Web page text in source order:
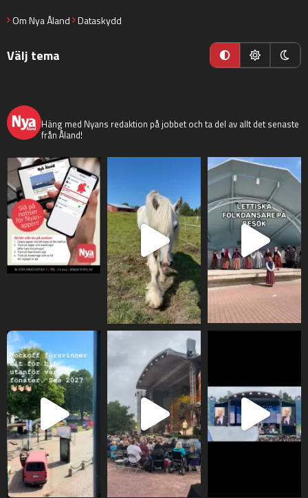
Om Nya Åland Dataskydd
Välj tema
Häng med Nyans redaktion på jobbet och ta del av allt det senaste
från Åland!